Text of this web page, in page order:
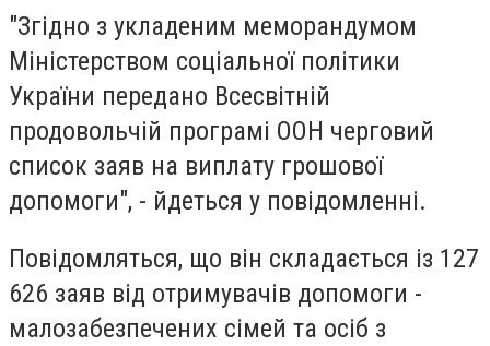
"Згідно з укладеним меморандумом
Міністерством соціальної політики
України передано Всесвітній
продовольчій програмі ООН черговий
список заяв на виплату грошової
допомоги", - йдеться у повідомленні.
Повідомляться, що він складається із 127
626 заяв від отримувачів допомоги -
малозабезпечених сімей та осіб з